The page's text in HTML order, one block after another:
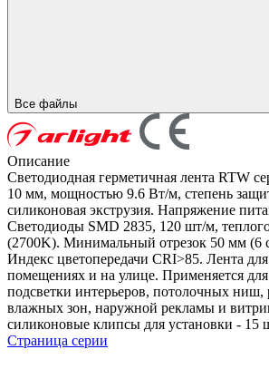
Все файлы
Описание
Светодиодная герметичная лента RTW
10 мм, мощностью 9.6 Вт/м, степень
силиконовая экструзия. Напряжение
Светодиоды SMD 2835, 120 шт/м,
(2700K). Минимальный отрезок 50 мм (6
Индекс цветопередачи CRI>85. Лента
помещениях и на улице. Применяется
подсветки интерьеров, потолочных ниш,
влажных зон, наружной рекламы и
силиконовые клипсы для установки - 15
Страница серии